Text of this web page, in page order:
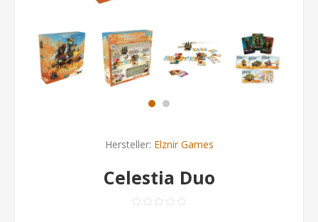
Hersteller: Elznir Games
Celestia Duo